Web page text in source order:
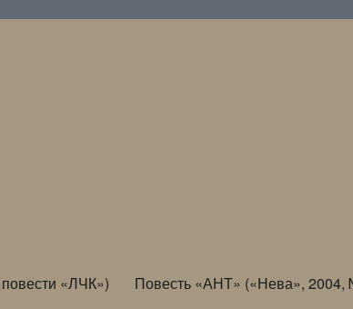
«ЛЧК») Повесть «АНТ» («Нева», 2004,